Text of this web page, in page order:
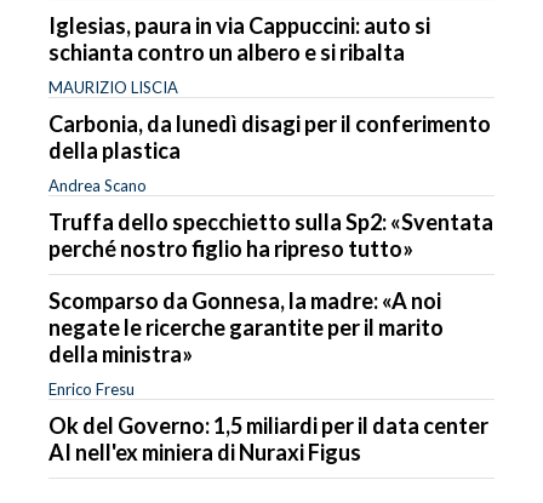
Iglesias, paura in via Cappuccini: auto si
schianta contro un albero e si ribalta
MAURIZIO LISCIA
Carbonia, da lunedì disagi per il conferimento
della plastica
Andrea Scano
Truffa dello specchietto sulla Sp2: «Sventata
perché nostro figlio ha ripreso tutto»
Scomparso da Gonnesa, la madre: «A noi
negate le ricerche garantite per il marito
della ministra»
Enrico Fresu
Ok del Governo: 1,5 miliardi per il data center
AI nell'ex miniera di Nuraxi Figus